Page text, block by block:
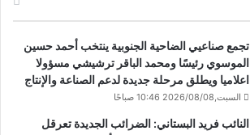
تجمع صناعيي الضاحية الجنوبية ينتخب أحمد حسين
الموسوي رئيسًا ومحمد الباقر ترشيشي مسؤولا
اعلاميا ويطلق مرحلة جديدة لدعم الصناعة والإنتاج
السبت,2026/08/08 10:46 صباحًا
النائب فريد البستاني: الضرائب الجديدة تعرقل